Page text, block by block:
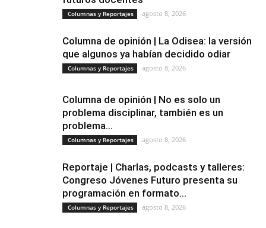
Columnas y Reportajes agosto 8, 2026
Columna de opinión | La Odisea: la versión
que algunos ya habían decidido odiar
Columnas y Reportajes agosto 8, 2026
Columna de opinión | No es solo un
problema disciplinar, también es un
problema...
Columnas y Reportajes agosto 8, 2026
Reportaje | Charlas, podcasts y talleres:
Congreso Jóvenes Futuro presenta su
programación en formato...
Columnas y Reportajes agosto 8, 2026